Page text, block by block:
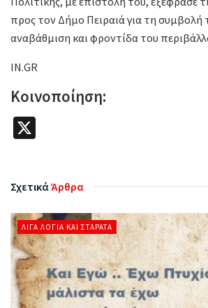
προς τον Δήμο Πειραιά για τη συμβολή
αναβάθμιση και φροντίδα του
IN.GR
Κοινοποίηση:
ΣχετικάΆρθρα
ΛΊΓΑ ΛΌΓΙΑ ΚΑΙ ΣΤΑΡΆΤΑ